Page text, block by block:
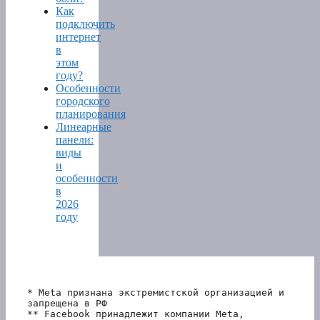
Как
подключить
интернет
в
этом
году?
Особенности
городского
планирования
Линеарные
панели:
виды
и
особенности
в
2026
году
* Meta признана экстремистской организацией и
запрещена в РФ
** Facebook принадлежит компании Meta,